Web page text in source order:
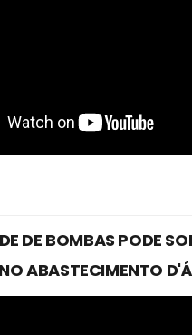
DE BOMBAS PODE
ABASTECIMENTO